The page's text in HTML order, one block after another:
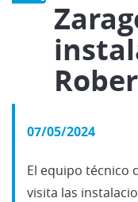
07/05/2024
El equipo técnico
visita las